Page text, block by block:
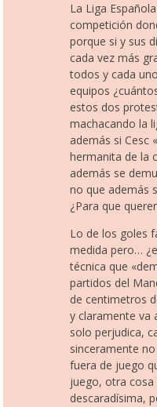
La Liga
competición
porque si y sus
cada vez más
todos y cada
equipos
estos dos
machacando la
además si Cesc
hermanita de la
además se
no que además
¿Para que
Lo de los goles
medida pero…
técnica que
partidos del
de centimetros
y claramente va
solo perjudica,
sinceramente
fuera de juego
juego, otra cosa
descaradísima,